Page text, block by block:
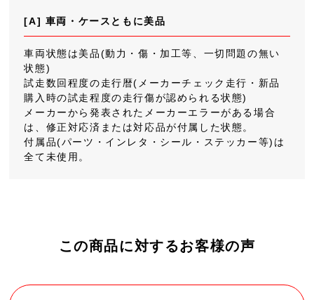
[A] 車両・ケースともに美品
車両状態は美品(動力・傷・加工等、一切問題の無い
状態)
試走数回程度の走行暦(メーカーチェック走行・新品
購入時の試走程度の走行傷が認められる状態)
メーカーから発表されたメーカーエラーがある場合
は、修正対応済または対応品が付属した状態。
付属品(パーツ・インレタ・シール・ステッカー等)は
全て未使用。
この商品に対するお客様の声